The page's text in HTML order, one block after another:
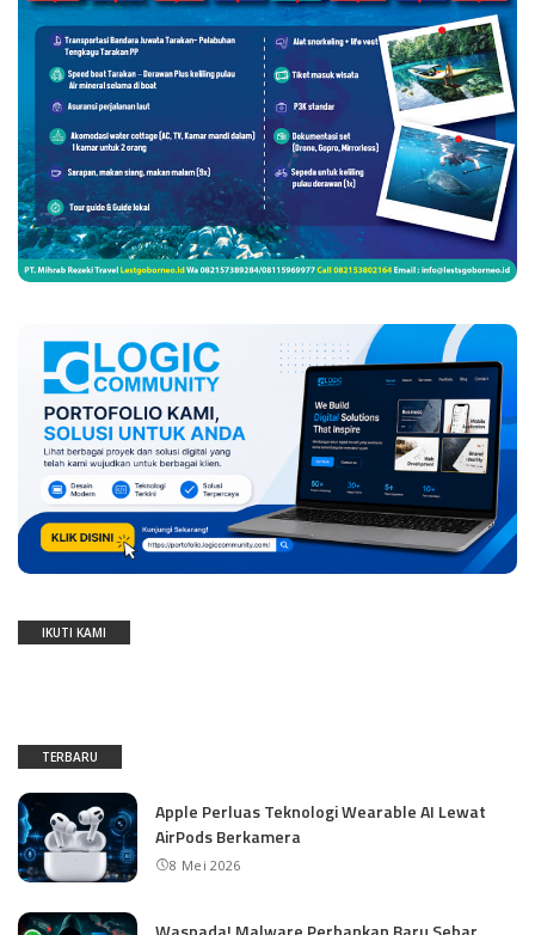
IKUTI KAMI
TERBARU
Apple Perluas Teknologi Wearable AI Lewat
AirPods Berkamera
8 Mei 2026